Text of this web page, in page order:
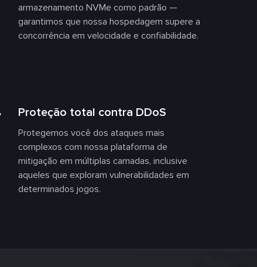
armazenamento NVMe como padrão —
garantimos que nossa hospedagem supere a
concorrência em velocidade e confiabilidade.
Proteção total contra DDoS
Protegemos você dos ataques mais
complexos com nossa plataforma de
mitigação em múltiplas camadas, inclusive
aqueles que exploram vulnerabilidades em
determinados jogos.